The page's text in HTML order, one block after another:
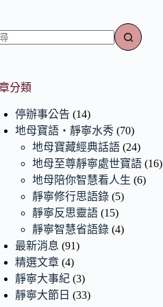
分類
停辦事公告 (14)
地母寶語‧靜寧水秀 (70)
地母寶藏經典話語 (24)
地母至尊靜寧處世寶語 (16)
地母陪你智慧看人生 (6)
靜寧修行思語錄 (5)
靜寧反思靈語 (15)
靜寧智慧省語錄 (4)
最新消息 (91)
精選文章 (4)
靜寧大事紀 (3)
靜寧大節日 (33)